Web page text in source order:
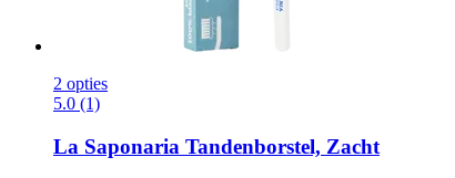
2 opties
5.0 (1)
La Saponaria Tandenborstel, Zacht